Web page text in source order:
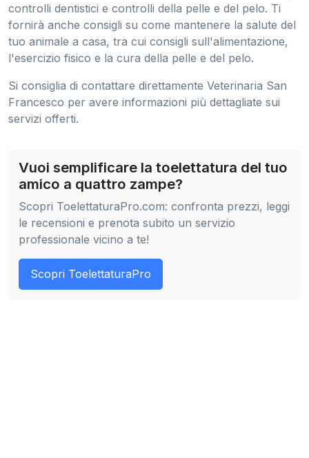
controlli dentistici e controlli della pelle e del pelo. Ti
fornirà anche consigli su come mantenere la salute del
tuo animale a casa, tra cui consigli sull'alimentazione,
l'esercizio fisico e la cura della pelle e del pelo.
Si consiglia di contattare direttamente Veterinaria San
Francesco per avere informazioni più dettagliate sui
servizi offerti.
Vuoi semplificare la toelettatura del tuo
amico a quattro zampe?
Scopri ToelettaturaPro.com: confronta prezzi, leggi
le recensioni e prenota subito un servizio
professionale vicino a te!
Scopri ToelettaturaPro